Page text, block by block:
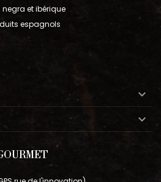
et ibérique
espagnols

